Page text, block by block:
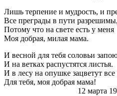
Лишь терпение и мудрость, и
Все преграды в пути разрешимы,
Потому что на свете есть у меня
Моя добрая, милая мама.
И весной для тебя соловьи
И на ветках распустятся листья.
И в лесу на опушке зацветут
Для тебя, моя добрая мама!
12 марта